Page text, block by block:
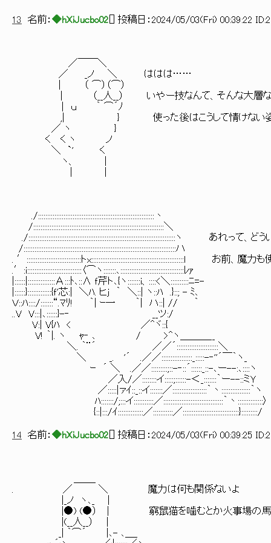
13 名前： ◆hXiJucbo02 ] 投稿日： 2024/05/03(Fri) 00:39:22
／￣￣＼
／ _ノ ＼ ははは……
| （ ⌒）（⌒）
| （__人__） いやー技なんて、そんな大層なも
| ｕ ｀ ⌒´ﾉ
,| } 使った後はこうして情けない姿を見せ
／ ヽ }
く く ヽ ノ
＼ `' く
ヽ、 |
./::::::::::::::::::::::::::::::::::::::::::::::::::::::::::::::::丶
/::::::::::::::::::::::::::::::::::::::::::::::::::::::::::::::::::::::::＼
./:::::::::::::::::::::::::::::::::::::::::::::::::::::::::::::::::::::::::::::::::ヽ あれって、ど
/::::::::::::::::::::::::::::::::::::::::::::::::::::::::::::::::::::::::::::::::::::ハ
. ′::::::::::::::::::::::::::::::トx:::::::::::::::::::::::::::::::::::::::::::::::::::l お前、魔力
.′:i::::::::::::::::::::::::::::::〈⌒ヽ:::::::､:::::::::::::::::::::::::::::::::::ﾚｧ
|::::::|:::::::::::::::Α:::ﾄ､::∧ ｆ芹ト､{ヽ:::::::i、::::<＼::::::::::ﾆ=-
|::::::}:::::::::::::{ｆ'芯:| ＼ﾊ. ヒj ｀ ＼::| ヽ::ﾊ .}::; - ﾐ､
Ｖ::ﾊ::::/:::::::“.ﾏﾘ! ｀| ｰ一 ｀| ハ::| // ｀
..V V:::|､::::::}-‐ __ツ:/
V:| V{ﾊ < ／^ヾ::{
V! ｀|. ヽ ｬ‐ ､ / >^ヽ＿＿＿__
＼. ｀¨´ ／／´:::::::::::::::::::::::＼
＼ _. '´ .／／:::::::::::::::::_:::::-‐''´￣｀ヽ_
ｰ ´ ＼ .／／:::::::::;::-‐::´::::::_::-､ー--:､::::ヽ
／入/／::::::::イ:::::;::::::-＜_:::::::｀ー--::ミＹ
／:::::|ァｲ::_::イ:::::::／:::::::::::::::::::｀丶::::::::::::::::｀ヽ
ﾊ:::::::/;:::イ:::::::::::／:::::::::::::::::::::::::::::::::｀丶::::::::::::::〉
{::|:::/ｲ::::::::::::::／:::::::::::／:::::::::::::::::::::::::::::::}:::::::::/
14 名前： ◆hXiJucbo02 ] 投稿日： 2024/05/03(Fri) 00:39:25
. ／ ＼ 魔力は何も関係ないよ
|_ノ ヽ､_ |
|●) (●） | 窮鼠猫を噛むとか火事場の馬鹿力っ
|(__人__） |
_| ｀⌒´ |､- ､＿_